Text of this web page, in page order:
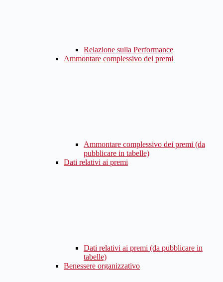
Relazione sulla Performance
Ammontare complessivo dei premi
Ammontare complessivo dei premi (da
pubblicare in tabelle)
Dati relativi ai premi
Dati relativi ai premi (da pubblicare in
tabelle)
Benessere organizzativo